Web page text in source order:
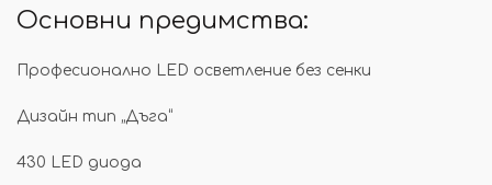
Основни предимства:
Професионално LED осветление без сенки
Дизайн тип „Дъга“
430 LED диода